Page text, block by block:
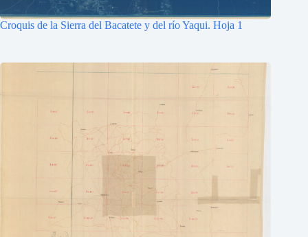
Croquis de la Sierra del Bacatete y del río Yaqui. Hoja 1